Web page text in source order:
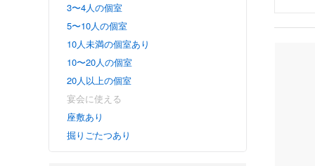
3〜4人の個室
5〜10人の個室
10人未満の個室あり
10〜20人の個室
20人以上の個室
宴会に使える
座敷あり
掘りごたつあり